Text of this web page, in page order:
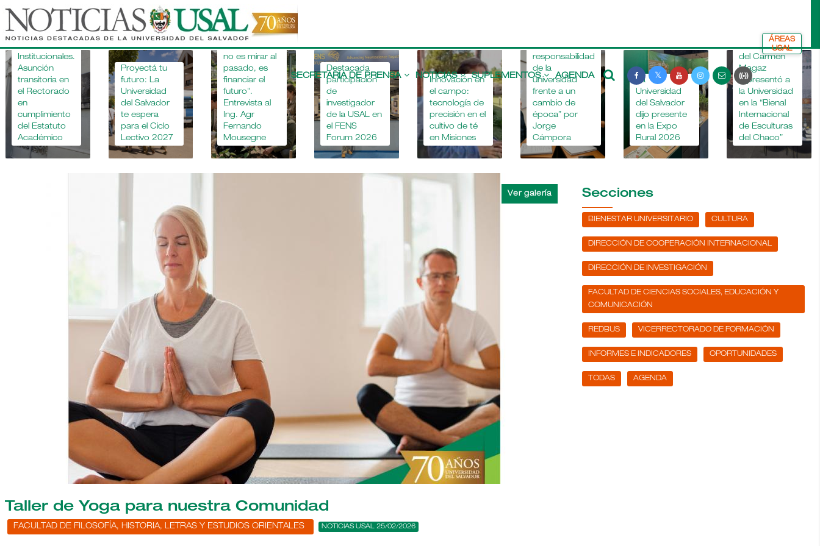
Pasar
contenido
principal
Main
navigation
SECRETARIA DE PRENSA NOTICIAS SUPLEMENTOS AGENDA
ÁREAS
USAL
Novedades
Institucionales.
Asunción
transitoria en
el Rectorado
en
cumplimiento
del Estatuto
Académico
Proyectá tu
futuro: La
Universidad
del Salvador
te espera
para el Ciclo
Lectivo 2027
"Apostar por
la educación
agropecuaria
no es mirar al
pasado, es
financiar el
futuro".
Entrevista al
Ing. Agr
Fernando
Mousegne
Destacada
participación
de
investigador
de la USAL en
el FENS
Forum 2026
Innovación en
el campo:
tecnología de
precisión en el
cultivo de té
en Misiones
“La
responsabilidad
de la
universidad
frente a un
cambio de
época” por
Jorge
Cámpora
La
Universidad
del Salvador
dijo presente
en la Expo
Rural 2026
La Dra. María
del Carmen
Magaz
representó a
la Universidad
en la “Bienal
Internacional
de Esculturas
del Chaco”
Taller de Yoga para nuestra Comunidad
FACULTAD DE FILOSOFÍA, HISTORIA, LETRAS Y ESTUDIOS ORIENTALES NOTICIAS USAL 25/02/2026
Secciones
BIENESTAR UNIVERSITARIO CULTURA
DIRECCIÓN DE COOPERACIÓN INTERNACIONAL
DIRECCIÓN DE INVESTIGACIÓN
FACULTAD DE CIENCIAS SOCIALES, EDUCACIÓN Y
COMUNICACIÓN
REDBUS VICERRECTORADO DE FORMACIÓN
INFORMES E INDICADORES OPORTUNIDADES
TODAS AGENDA